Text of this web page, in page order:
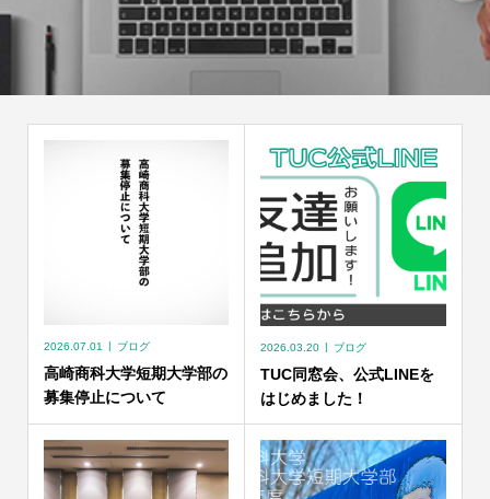
2026.07.01 ブログ
高崎商科大学短期大学部の
募集停止について
2026.03.20 ブログ
TUC同窓会、公式LINEを
はじめました！